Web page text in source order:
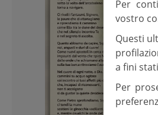
Per
vostro
Questi
a fini
Per